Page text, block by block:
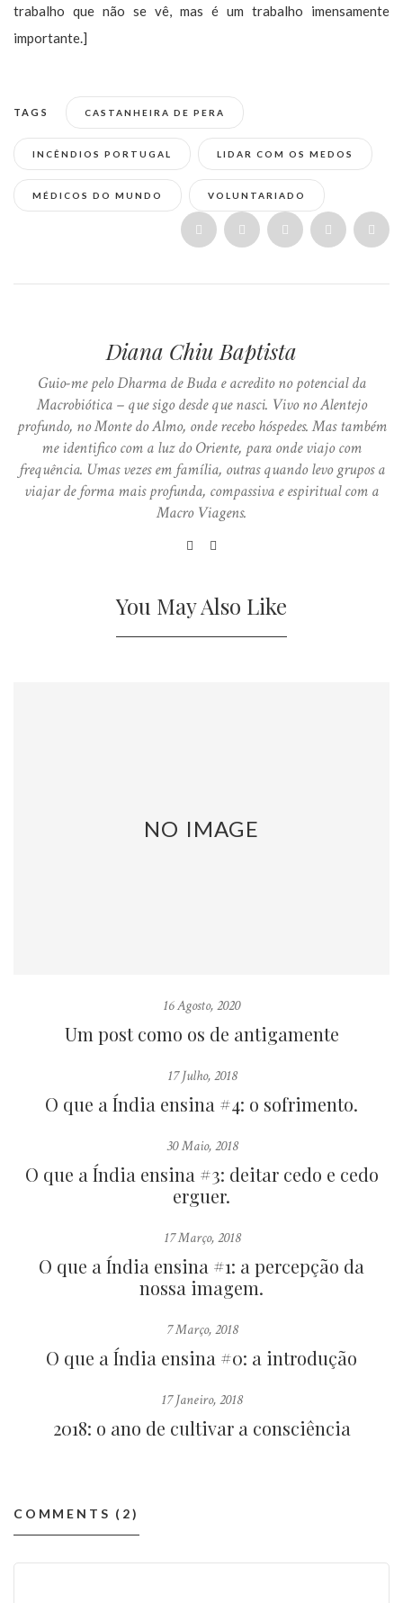
trabalho que não se vê, mas é um trabalho imensamente
importante.]
TAGS CASTANHEIRA DE PERA
INCÊNDIOS PORTUGAL LIDAR COM OS MEDOS
MÉDICOS DO MUNDO VOLUNTARIADO
Diana Chiu Baptista
Guio-me pelo Dharma de Buda e acredito no potencial da
Macrobiótica – que sigo desde que nasci. Vivo no Alentejo
profundo, no Monte do Almo, onde recebo hóspedes. Mas também
me identifico com a luz do Oriente, para onde viajo com
frequência. Umas vezes em família, outras quando levo grupos a
viajar de forma mais profunda, compassiva e espiritual com a
Macro Viagens.
You May Also Like
NO IMAGE
16 Agosto, 2020
Um post como os de antigamente
17 Julho, 2018
O que a Índia ensina #4: o sofrimento.
30 Maio, 2018
O que a Índia ensina #3: deitar cedo e cedo
erguer.
17 Março, 2018
O que a Índia ensina #1: a percepção da
nossa imagem.
7 Março, 2018
O que a Índia ensina #0: a introdução
17 Janeiro, 2018
2018: o ano de cultivar a consciência
COMMENTS (2)